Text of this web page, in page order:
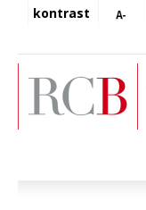
kontrast